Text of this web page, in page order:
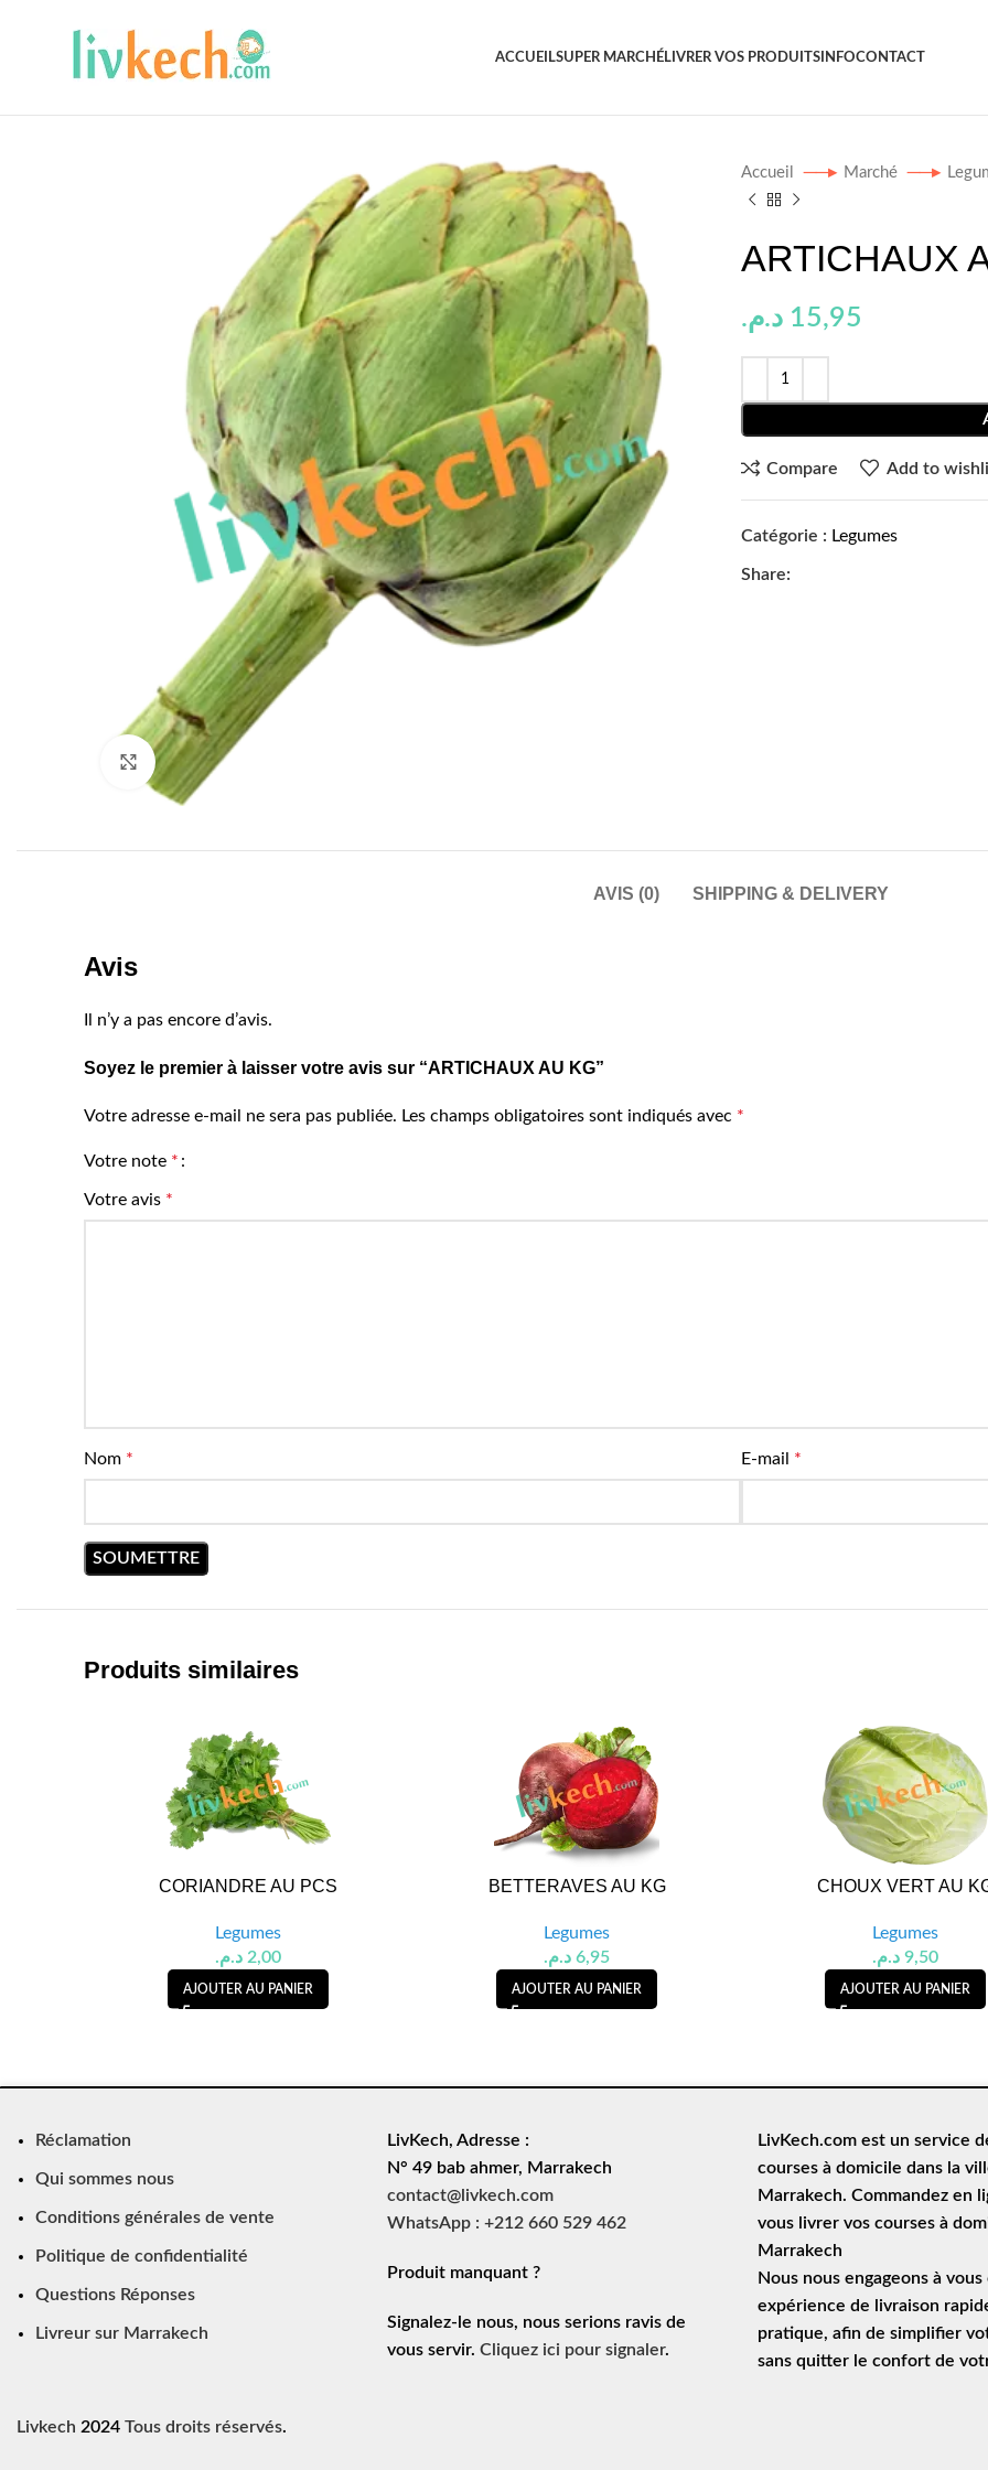
ACCUEILSUPER MARCHÉ LIVRER VOS PRODUITS INFOCONTACT
Click to enlarge
Accueil Marché
ARTICHAUX
15,95 د.م.
Compare Add to
Catégorie : Legumes
Share:
AVIS (0) SHIPPING & DELIVERY
Avis
Il n’y a pas encore d’avis.
Soyez le premier à laisser votre avis sur “ARTICHAUX AU KG”
Votre adresse e-mail ne sera pas publiée. Les champs obligatoires sont indiqués avec *
Votre note *
Votre avis *
Nom * E-mail *
Produits similaires
CORIANDRE AU PCS
Legumes
2,00 د.م.
AJOUTER AU PANIER
BETTERAVES AU KG
Legumes
6,95 د.م.
AJOUTER AU PANIER
CHOUX VERT AU
Legumes
9,50 د.م.
AJOUTER AU PANIER
Réclamation
Qui sommes nous
Conditions générales de vente
Politique de confidentialité
Questions Réponses
Livreur sur Marrakech
LivKech, Adresse :
N° 49 bab ahmer, Marrakech
contact@livkech.com
WhatsApp : +212 660 529 462
Produit manquant ?
Signalez-le nous, nous serions ravis de
vous servir. Cliquez ici pour signaler.
LivKech.com est un service
courses à domicile dans la
Marrakech. Commandez en
vous livrer vos courses à
Marrakech
Nous nous engageons à
expérience de
livraison
pratique, afin de simplifier
sans quitter le confort de
Livkech 2024Tous droits réservés.